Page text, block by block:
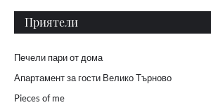
Приятели
Печели пари от дома
Апартамент за гости Велико Търново
Pieces of me